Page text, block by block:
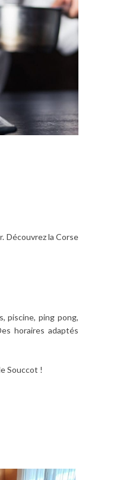
Découvrez la Corse
piscine, ping pong,
horaires adaptés
Souccot !